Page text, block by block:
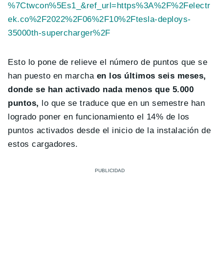
%7Ctwcon%5Es1_&ref_url=https%3A%2F%2Felectr
ek.co%2F2022%2F06%2F10%2Ftesla-deploys-
35000th-supercharger%2F
Esto lo pone de relieve el número de puntos que se
han puesto en marcha en los últimos seis meses,
donde se han activado nada menos que 5.000
puntos, lo que se traduce que en un semestre han
logrado poner en funcionamiento el 14% de los
puntos activados desde el inicio de la instalación de
estos cargadores.